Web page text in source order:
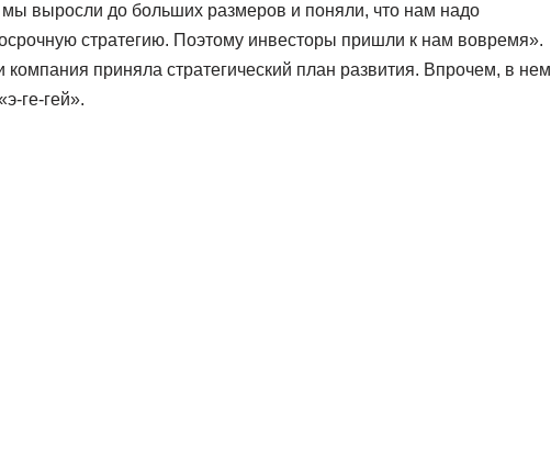
выросли до больших размеров и поняли, что нам надо
стратегию. Поэтому инвесторы пришли к нам вовремя».
приняла стратегический план развития. Впрочем, в нем
ге-гей».